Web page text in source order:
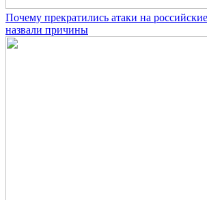
Почему прекратились атаки на
назвали причины